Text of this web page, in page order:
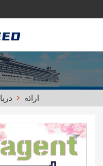
ارائه